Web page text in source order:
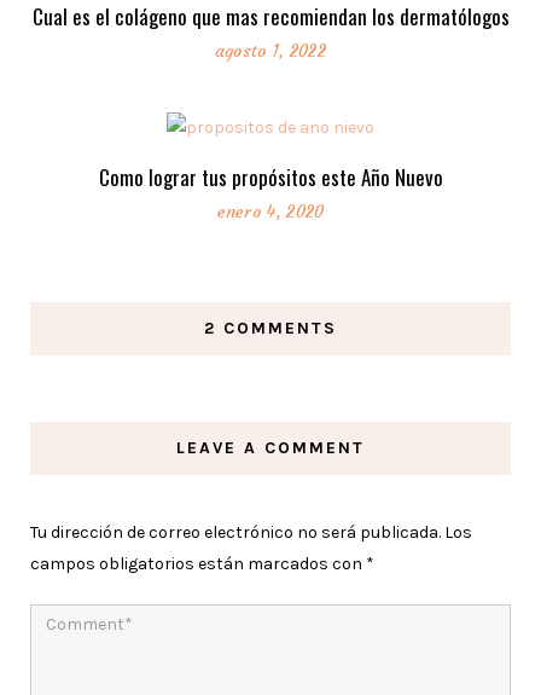
Cual es el colágeno que mas recomiendan los dermatólogos
agosto 1, 2022
Como lograr tus propósitos este Año Nuevo
enero 4, 2020
2 COMMENTS
LEAVE A COMMENT
Tu dirección de correo electrónico no será publicada. Los
campos obligatorios están marcados con *